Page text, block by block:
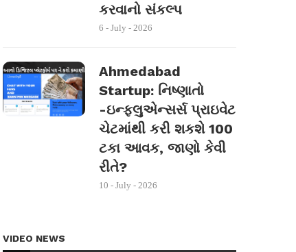
કરવાનો સંકલ્પ
6 - July - 2026
Ahmedabad
Startup: નિષ્ણાતો
-ઇન્ફ્લુએન્સર્સ પ્રાઇવેટ
ચેટમાંથી કરી શકશે 100
ટકા આવક, જાણો કેવી
રીતે?
10 - July - 2026
VIDEO NEWS